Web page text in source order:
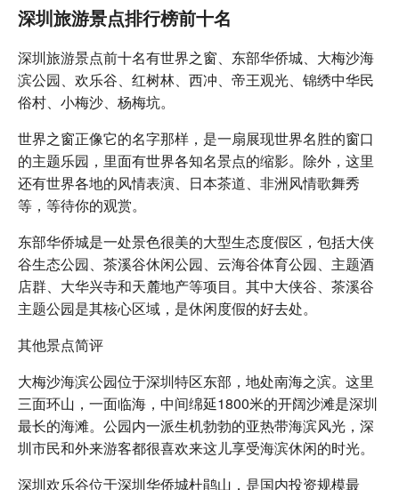
深圳旅游景点排行榜前十名
深圳旅游景点前十名有世界之窗、东部华侨城、大梅沙海
滨公园、欢乐谷、红树林、西冲、帝王观光、锦绣中华民
俗村、小梅沙、杨梅坑。
世界之窗正像它的名字那样，是一扇展现世界名胜的窗口
的主题乐园，里面有世界各知名景点的缩影。除外，这里
还有世界各地的风情表演、日本茶道、非洲风情歌舞秀
等，等待你的观赏。
东部华侨城是一处景色很美的大型生态度假区，包括大侠
谷生态公园、茶溪谷休闲公园、云海谷体育公园、主题酒
店群、大华兴寺和天麓地产等项目。其中大侠谷、茶溪谷
主题公园是其核心区域，是休闲度假的好去处。
其他景点简评
大梅沙海滨公园位于深圳特区东部，地处南海之滨。这里
三面环山，一面临海，中间绵延1800米的开阔沙滩是深圳
最长的海滩。公园内一派生机勃勃的亚热带海滨风光，深
圳市民和外来游客都很喜欢来这儿享受海滨休闲的时光。
深圳欢乐谷位于深圳华侨城杜鹃山，是国内投资规模最